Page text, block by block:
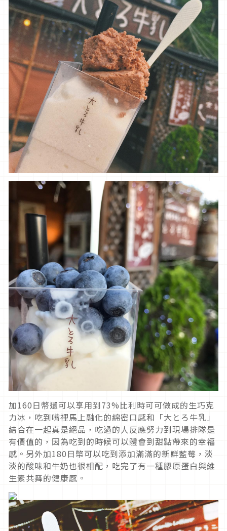
加160日幣還可以享用到73%比利時可可做成的生巧克
力冰，吃到嘴裡馬上融化的綿密口感和「大とろ牛乳」
結合在一起真是絕品，吃過的人反應努力到現場排隊是
有價值的，因為吃到的時候可以體會到甜點帶來的幸福
感。另外加180日幣可以吃到添加滿滿的新鮮藍莓，淡
淡的酸味和牛奶也很相配，吃完了有一種膠原蛋白與維
生素共舞的健康感。